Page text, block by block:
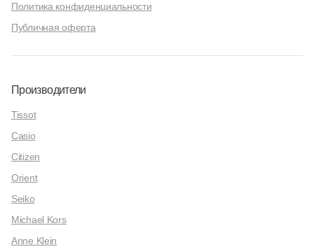
Политика конфиденциальности
Публичная оферта
Производители
Tissot
Casio
Citizen
Orient
Seiko
Michael Kors
Anne Klein